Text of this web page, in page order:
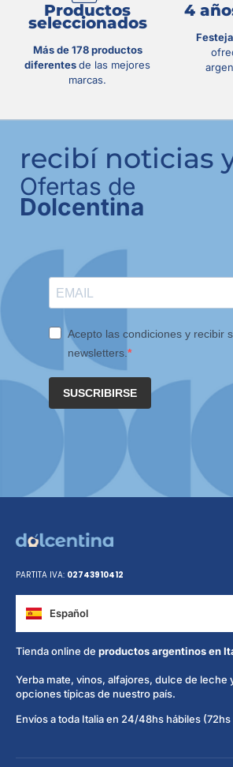
Productos
seleccionados
Más de 178 productos
diferentesde las mejores
marcas.
4
recibí noticias
Ofertas de
Dolcentina
Acepto las condiciones y recibir
newsletters.
SUSCRIBIRSE
PARTITA IVA: 02743910412
Español
Italiano
Tienda online de productos argentinos en
Yerba mate, vinos, alfajores, dulce de leche
opciones típicas de nuestro país.
Envíos a toda Italia en 24/48hs hábiles (72hs